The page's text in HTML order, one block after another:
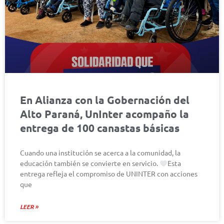
En Alianza con la Gobernación del
Alto Paraná, UnInter acompaño la
entrega de 100 canastas básicas
Cuando una institución se acerca a la comunidad, la
educación también se convierte en servicio.
Esta
entrega refleja el compromiso de UNINTER con acciones
que
LEER »